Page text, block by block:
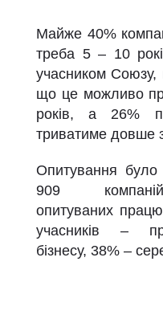
Майже 40%
треба 5 – 10
учасником
що це можливо
років, а 26%
триватиме довше
Опитування
909
опитуваних
учасників –
бізнесу, 38% –